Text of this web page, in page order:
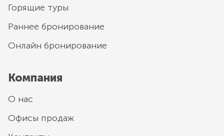
Горящие туры
Раннее бронирование
Онлайн бронирование
Компания
О нас
Офисы продаж